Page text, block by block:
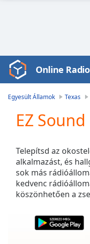
Video
Player
Video
Skip
Backward
Skip
Forward
Mute
Current
Duration-:-
Online
Egyesült Államok Texas
EZ
Telepítsd az
alkalmazást, és
sok más
kedvenc
köszönhetően a